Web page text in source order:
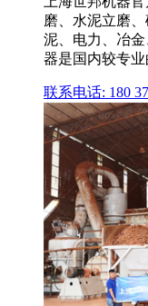
磨、水泥立磨
泥、电力、冶
器是国内较专业
联系电话: 180